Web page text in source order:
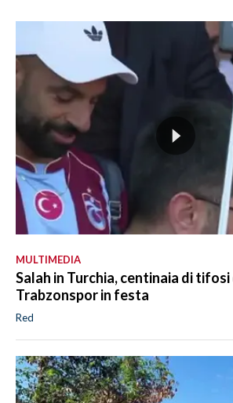
MULTIMEDIA
Salah in Turchia, centinaia di tifosi
Trabzonspor in festa
Red